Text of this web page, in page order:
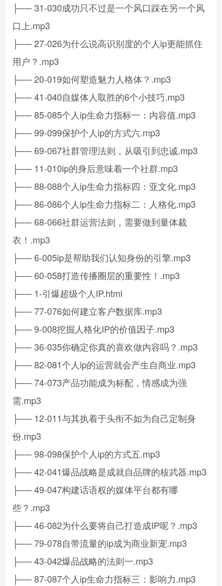
├── 31-030成功只不过是一个风口踩在另一个风
口上.mp3
├── 27-026为什么说高识别度的个人ip更能抓住
用户？.mp3
├── 20-019如何塑造魅力人格体？.mp3
├── 41-040自媒体人取胜的6个小技巧.mp3
├── 85-085个人ip生命力指标一：内容值.mp3
├── 99-099保护个人ip的方式六.mp3
├── 69-067社群管理法则，从吸引到忠诚.mp3
├── 11-010ip的身后意味着一个社群.mp3
├── 88-088个人ip生命力指标四：亚文化.mp3
├── 86-086个人ip生命力指标二：人格化.mp3
├── 68-066社群运营法则，需要做到量体裁
衣！.mp3
├── 6-005ip是帮助我们认知身份的引擎.mp3
├── 60-058打造传播圈层的重要性！.mp3
├── 1-引爆超级个人IP.html
├── 77-076如何建立客户数据库.mp3
├── 9-008挖掘人格化IP的价值因子.mp3
├── 36-035你确定你真的喜欢做内容吗？.mp3
├── 82-081个人ip的运营就会产生自商业.mp3
├── 74-073产品功能成为标配，情感成为强
需.mp3
├── 12-011与其执着于头衔不如为自己定制身
份.mp3
├── 98-098保护个人ip的方式五.mp3
├── 42-041爆品战略是成就自品牌的核武器.mp3
├── 49-047构建话语权的媒体平台都有哪
些？.mp3
├── 46-082为什么要将自己打造成IP呢？.mp3
├── 79-078自带流量的ip成为商业新宠.mp3
├── 43-042爆品战略的法则一.mp3
├── 87-087个人ip生命力指标三：影响力.mp3